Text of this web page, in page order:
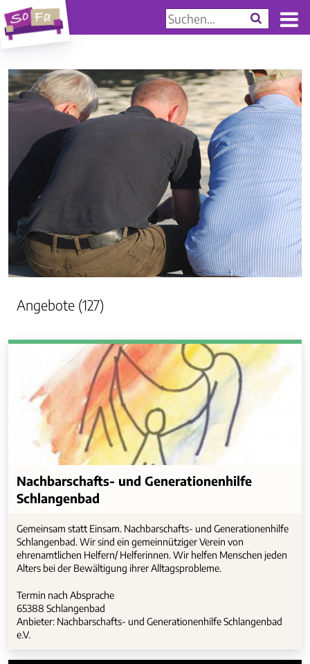
Angebote (127)
Nachbarschafts- und Generationenhilfe
Schlangenbad
Gemeinsam statt Einsam. Nachbarschafts- und Generationenhilfe
Schlangenbad. Wir sind ein gemeinnütziger Verein von
ehrenamtlichen Helfern/ Helferinnen. Wir helfen Menschen jeden
Alters bei der Bewältigung ihrer Alltagsprobleme.
Termin nach Absprache
65388 Schlangenbad
Anbieter: Nachbarschafts- und Generationenhilfe Schlangenbad
e.V.